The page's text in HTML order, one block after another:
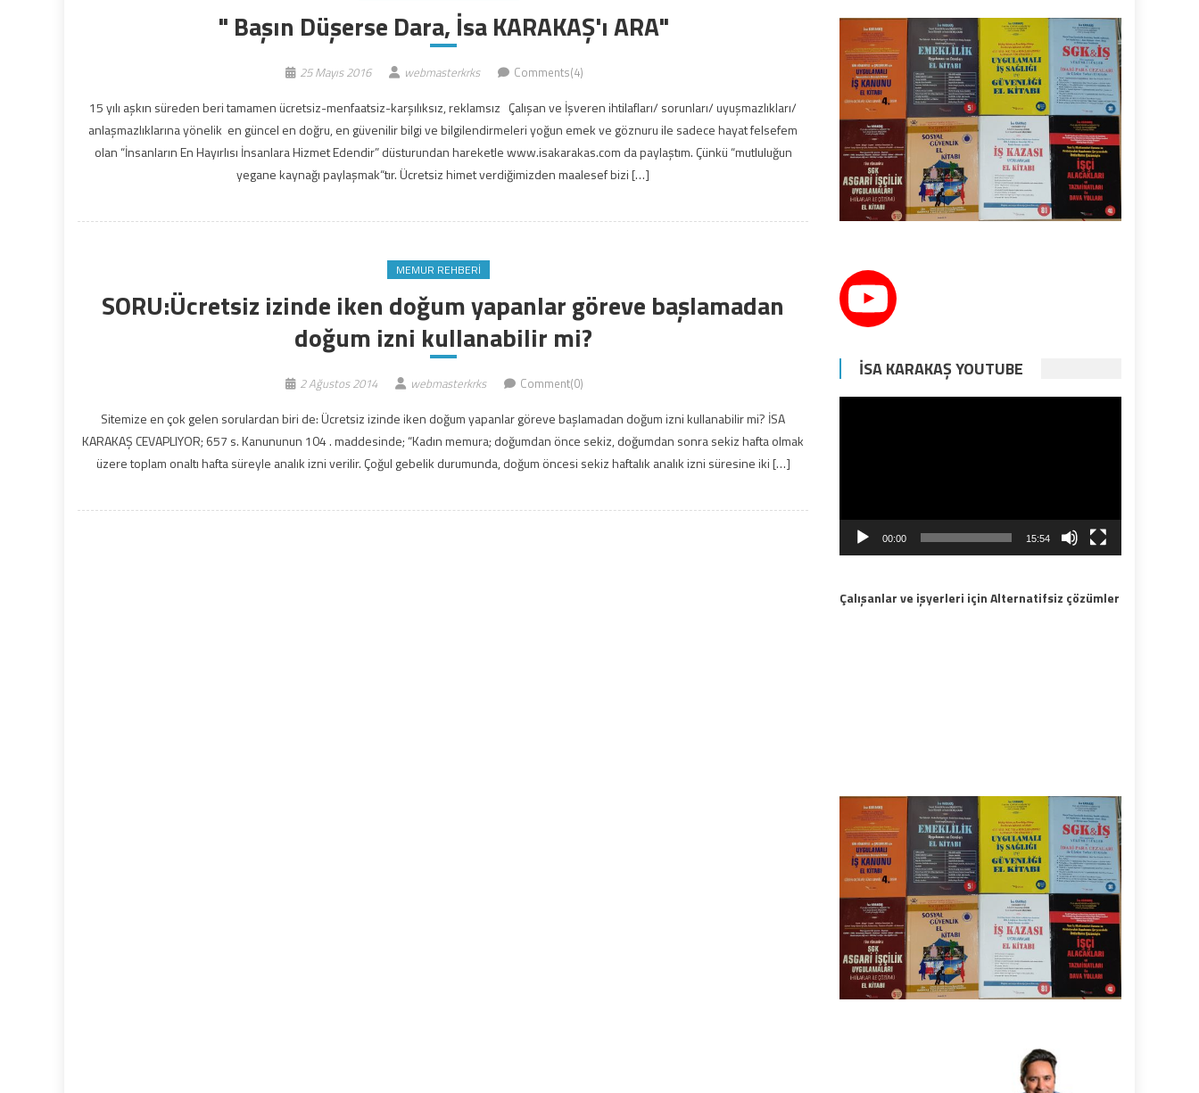
" Başın Düşerse Dara, İsa KARAKAŞ'ı ARA"
25 Mayıs 2016 webmasterkrks Comments(4)
15 yılı aşkın süreden beri tamamen ücretsiz-menfaatsiz-karşılıksız, reklamsız Çalışan ve İşveren ihtilafları/ sorunları/ uyuşmazlıkları/
anlaşmazlıklarına yönelik en güncel en doğru, en güvenilir bilgi ve bilgilendirmeleri yoğun emek ve göznuru ile sadece hayat felsefem
olan “İnsanların En Hayırlısı İnsanlara Hizmet Edendir” düsturundan hareketle www.isakarakas.com da paylaştım. Çünkü “mutluluğun
yegane kaynağı paylaşmak“tır. Ücretsiz himet verdiğimizden maalesef bizi […]
MEMUR REHBERI
SORU:Ücretsiz izinde iken doğum yapanlar göreve başlamadan
doğum izni kullanabilir mi?
2 Ağustos 2014 webmasterkrks Comment(0)
Sitemize en çok gelen sorulardan biri de: Ücretsiz izinde iken doğum yapanlar göreve başlamadan doğum izni kullanabilir mi? İSA
KARAKAŞ CEVAPLIYOR; 657 s. Kanununun 104 . maddesinde; “Kadın memura; doğumdan önce sekiz, doğumdan sonra sekiz hafta olmak
üzere toplam onaltı hafta süreyle analık izni verilir. Çoğul gebelik durumunda, doğum öncesi sekiz haftalık analık izni süresine iki […]
İSA KARAKAŞ YOUTUBE
00:00 15:54
Çalışanlar ve işyerleri için Alternatifsiz çözümler